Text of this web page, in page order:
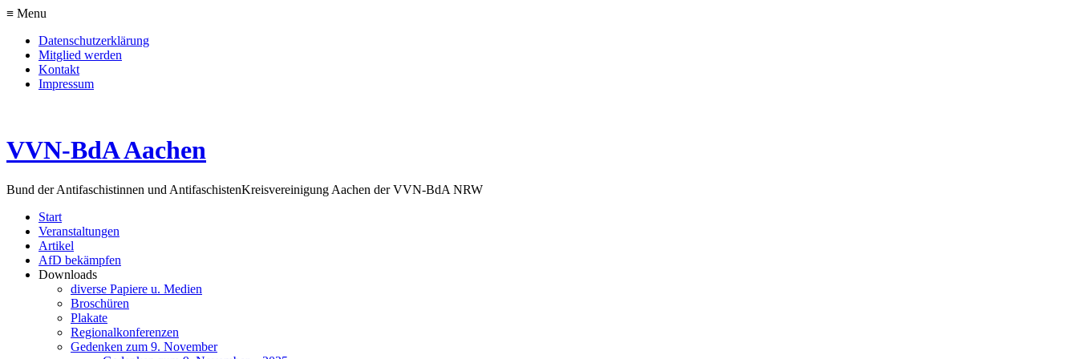
≡ Menu
Datenschutzerklärung
Mitglied werden
Kontakt
Impressum
VVN-BdA Aachen
Bund der Antifaschistinnen und AntifaschistenKreisvereinigung Aachen der VVN-BdA NRW
Start
Veranstaltungen
Artikel
AfD bekämpfen
Downloads
diverse Papiere u. Medien
Broschüren
Plakate
Regionalkonferenzen
Gedenken zum 9. November